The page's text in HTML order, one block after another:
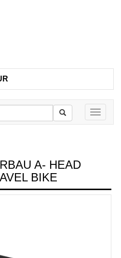
Toggle
A- HEAD
BIKE